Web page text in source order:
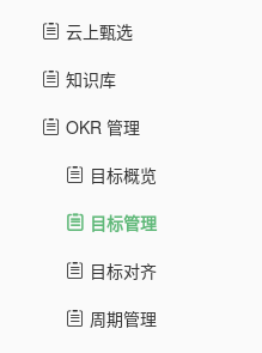
云上甄选
知识库
OKR 管理
目标概览
目标管理
目标对齐
周期管理